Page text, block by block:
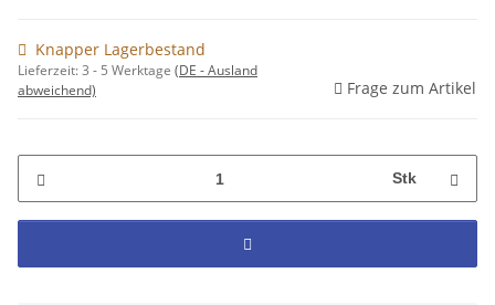
Knapper Lagerbestand
Lieferzeit:3 - 5 Werktage (DE - Ausland
abweichend)
Frage zum Artikel
Stk